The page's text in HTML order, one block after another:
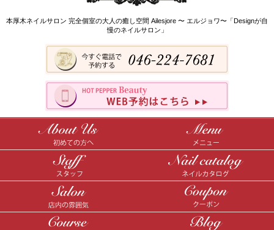
本厚木ネイルサロン 完全個室の大人の癒し空間 Ailesjore 〜 エルジョワ〜「Designが自
慢のネイルサロン」